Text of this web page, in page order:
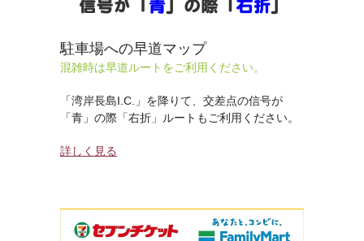
駐車場への早道マップ
混雑時は早道ルートをご利用ください。
「湾岸長島I.C.」を降りて、交差点の信号が
「青」の際「右折」ルートもご利用ください。
詳しく見る